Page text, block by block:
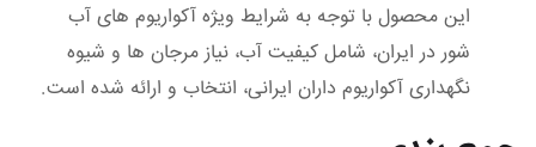
این محصول با توجه به شرایط ویژه آکواریوم‌ های آب
شور در ایران، شامل کیفیت آب، نیاز مرجان‌ ها و شیوه
نگهداری آکواریوم‌ داران ایرانی، انتخاب و ارائه شده است.